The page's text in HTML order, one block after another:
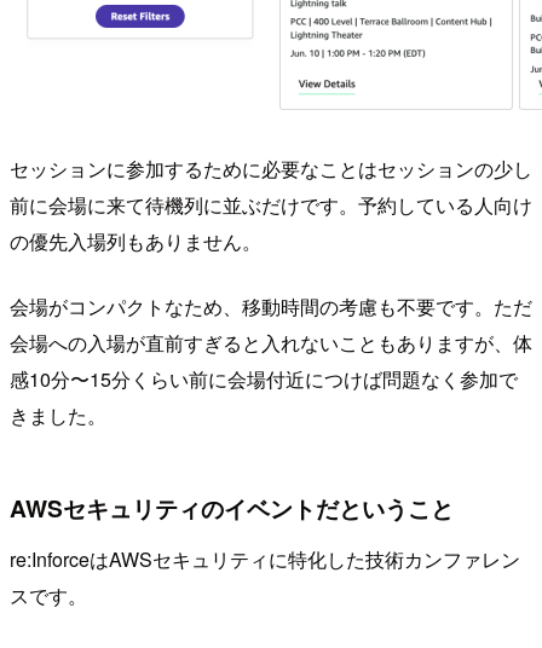
セッションに参加するために必要なことはセッションの少し
前に会場に来て待機列に並ぶだけです。予約している人向け
の優先入場列もありません。
会場がコンパクトなため、移動時間の考慮も不要です。ただ
会場への入場が直前すぎると入れないこともありますが、体
感10分〜15分くらい前に会場付近につけば問題なく参加で
きました。
AWSセキュリティのイベントだということ
re:InforceはAWSセキュリティに特化した技術カンファレン
スです。